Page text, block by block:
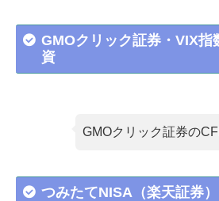
GMOクリック証券・VIX指
資
GMOクリック証券の
つみたてNISA（楽天証券）